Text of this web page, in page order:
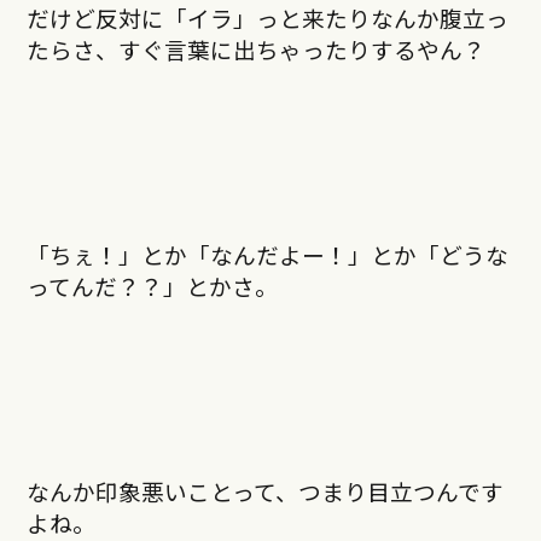
だけど反対に「イラ」っと来たりなんか腹立っ
たらさ、すぐ言葉に出ちゃったりするやん？
「ちぇ！」とか「なんだよー！」とか「どうな
ってんだ？？」とかさ。
なんか印象悪いことって、つまり目立つんです
よね。